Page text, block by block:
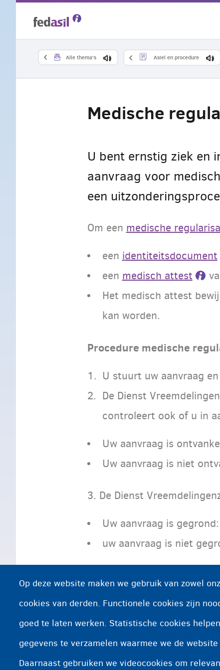
Alle thema's Asiel en procedure
Medische
U bent ernstig ziek en
aanvraag voor
een
Om een medische
een identiteitsdocument
een medisch attest
Het medisch attest
kan worden.
Procedure medische
U stuurt uw aanvraag
De Dienst
controleert ook of u in
Uw aanvraag is
Uw aanvraag is niet
3. De Dienst
Uw aanvraag is
uw aanvraag is niet
Als u als verzoeker om
OCMW verblijft en u
uw recht op opvang.
Op deze website maken we gebruik van zowel
cookies van derden. Functionele cookies zijn
goed te laten werken. Statistische cookies
gegevens te verzamelen waarmee we de
Daarnaast gebruiken we videocookies om